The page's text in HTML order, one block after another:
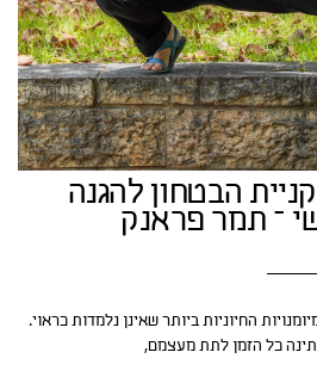
הבטחון להגנה
– תמר פראנק
החיוניות ביותר שאינן נלמדות כראוי.
כל הזמן לתת מעצמם,